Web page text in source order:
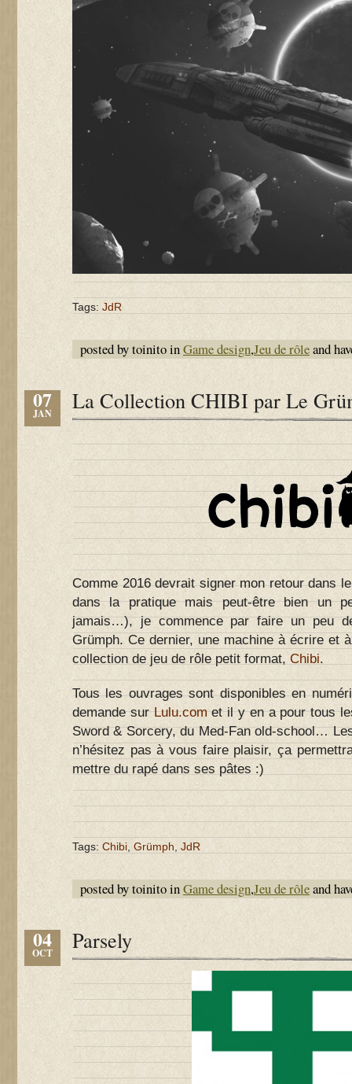
Tags: JdR
posted by toinito inGame design,Jeu de rôleand
07
JAN La Collection CHIBI par Le
Comme 2016 devrait signer mon retour dans
dans la pratique mais peut-être bien un
jamais…), je commence par faire un peu
Grümph. Ce dernier, une machine à écrire et
collection de jeu de rôle petit format, Chibi.
Tous les ouvrages sont disponibles en
demande surLulu.comet il y en a pour tous
Sword & Sorcery, du Med-Fan old-school…
n’hésitez pas à vous faire plaisir, ça
mettre du rapé dans ses pâtes :)
Tags: Chibi Grümph JdR
posted by toinito inGame design,Jeu de rôleand
04
OCT Parsely